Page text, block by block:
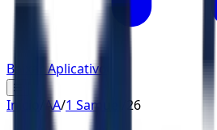
Baixar Aplicativo
☰
Início AA/1 Samuel 26